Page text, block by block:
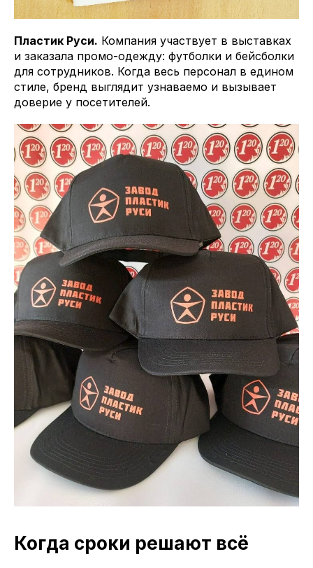
Пластик Руси. Компания участвует в выставках
и заказала промо-одежду: футболки и бейсболки
для сотрудников. Когда весь персонал в едином
стиле, бренд выглядит узнаваемо и вызывает
доверие у посетителей.
Когда сроки решают всё